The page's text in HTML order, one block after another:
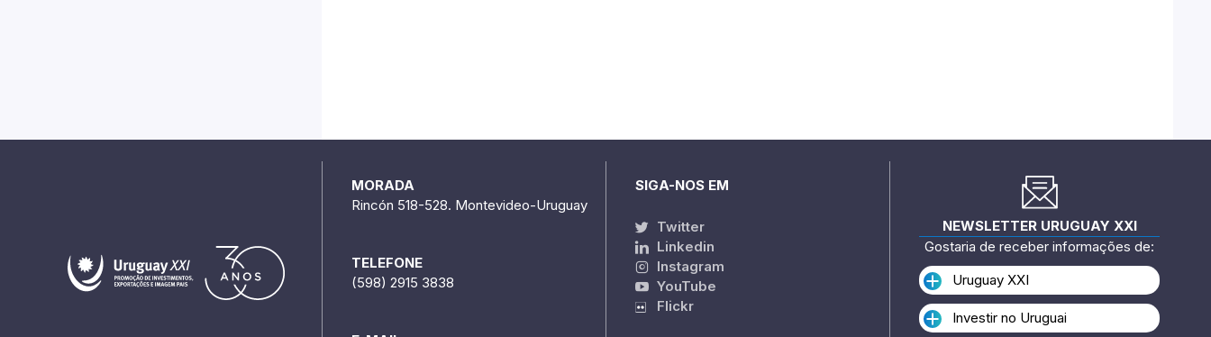
MORADA
Rincón 518-528. Montevideo-Uruguay
TELEFONE
(598) 2915 3838
SIGA-NOS EM
Twitter
Linkedin
Instagram
YouTube
Flickr
NEWSLETTER URUGUAY XXI
Gostaria de receber informações de:
Uruguay XXI
Investir no Uruguai